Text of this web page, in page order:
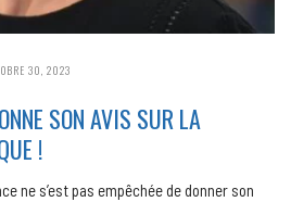
30, 2023
SON AVIS SUR LA
!
ne s’est pas empêchée de donner son